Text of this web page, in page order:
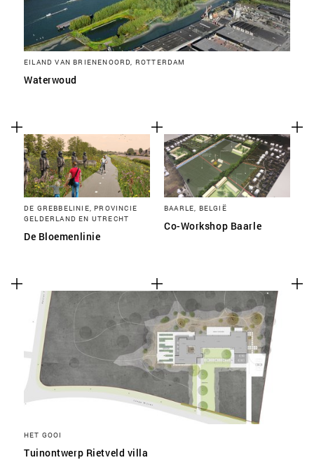
EILAND VAN BRIENENOORD, ROTTERDAM
Waterwoud
DE GREBBELINIE, PROVINCIE
GELDERLAND EN UTRECHT
De Bloemenlinie
BAARLE, BELGIË
Co-Workshop Baarle
HET GOOI
Tuinontwerp Rietveld villa